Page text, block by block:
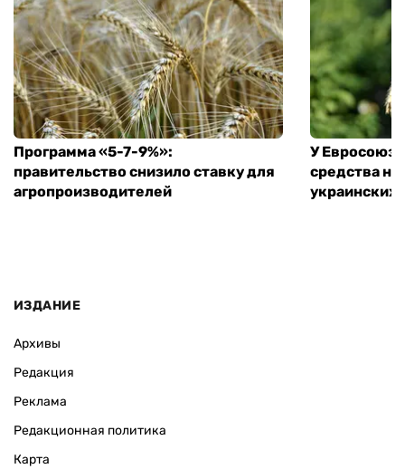
Программа «5-7-9%»:
правительство снизило ставку для
агропроизводителей
У
средства
ИЗДАНИЕ
Архивы
Редакция
Реклама
Редакционная политика
Карта